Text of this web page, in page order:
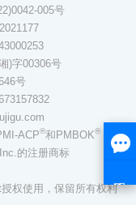
005号
)字00306号
号
ACP®和PMBOK®
的注册商标
权使用，保留所有权利